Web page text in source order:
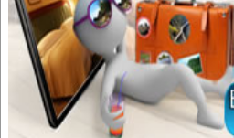
Balnearios
SPA
Turismo
Biocentro
Mariposario